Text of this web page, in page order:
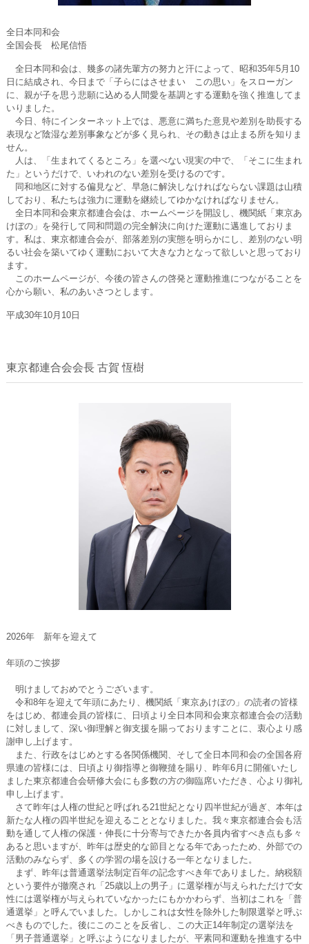
全日本同和会
全国会長 松尾信悟
全日本同和会は、幾多の諸先輩方の努力と汗によって、昭和35年5月10
日に結成され、今日まで「子らにはさせまい この思い」をスローガン
に、親が子を思う悲願に込める人間愛を基調とする運動を強く推進してま
いりました。
今日、特にインターネット上では、悪意に満ちた意見や差別を助長する
表現など陰湿な差別事象などが多く見られ、その動きは止まる所を知りま
せん。
人は、「生まれてくるところ」を選べない現実の中で、「そこに生まれ
た」というだけで、いわれのない差別を受けるのです。
同和地区に対する偏見など、早急に解決しなければならない課題は山積
しており、私たちは強力に運動を継続してゆかなければなりません。
全日本同和会東京都連合会は、ホームページを開設し、機関紙「東京あ
けぼの」を発行して同和問題の完全解決に向けた運動に邁進しておりま
す。私は、東京都連合会が、部落差別の実態を明らかにし、差別のない明
るい社会を築いてゆく運動において大きな力となって欲しいと思っており
ます。
このホームページが、今後の皆さんの啓発と運動推進につながることを
心から願い、私のあいさつとします。
平成30年10月10日
東京都連合会会長 古賀 恆樹
2026年 新年を迎えて
年頭のご挨拶
明けましておめでとうございます。
令和8年を迎えて年頭にあたり、機関紙「東京あけぼの」の読者の皆様
をはじめ、都連会員の皆様に、日頃より全日本同和会東京都連合会の活動
に対しまして、深い御理解と御支援を賜っておりますことに、衷心より感
謝申し上げます。
また、行政をはじめとする各関係機関、そして全日本同和会の全国各府
県連の皆様には、日頃より御指導と御鞭撻を賜り、昨年6月に開催いたし
ました東京都連合会研修大会にも多数の方の御臨席いただき、心より御礼
申し上げます。
さて昨年は人権の世紀と呼ばれる21世紀となり四半世紀が過ぎ、本年は
新たな人権の四半世紀を迎えることとなりました。我々東京都連合会も活
動を通して人権の保護・伸長に十分寄与できたか各員内省すべき点も多々
あると思いますが、昨年は歴史的な節目となる年であったため、外部での
活動のみならず、多くの学習の場を設ける一年となりました。
まず、昨年は普通選挙法制定百年の記念すべき年でありました。納税額
という要件が撤廃され「25歳以上の男子」に選挙権が与えられただけで女
性には選挙権が与えられていなかったにもかかわらず、当初はこれを「普
通選挙」と呼んでいました。しかしこれは女性を除外した制限選挙と呼ぶ
べきものでした。後にこのことを反省し、この大正14年制定の選挙法を
「男子普通選挙」と呼ぶようになりましたが、平素同和運動を推進する中